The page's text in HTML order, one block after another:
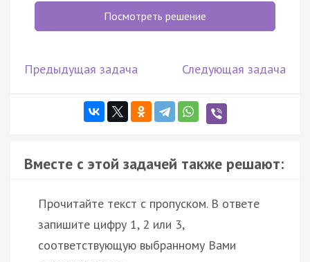
Посмотреть решение
Предыдущая задача Следующая задача
Вместе с этой задачей также решают:
Прочитайте текст с пропуском. В ответе
запишите цифру 1, 2 или 3,
соответствующую выбранному Вами